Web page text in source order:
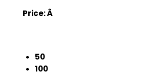
Price:Â
50
100